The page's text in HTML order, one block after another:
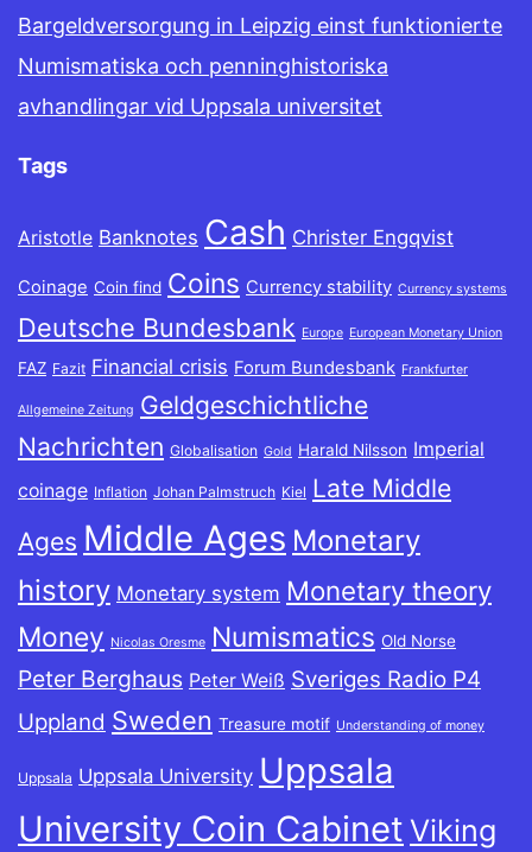
Bargeldversorgung in Leipzig einst funktionierte
Numismatiska och penninghistoriska
avhandlingar vid Uppsala universitet
Tags
Aristotle Banknotes Cash Christer Engqvist
Coinage Coin find Coins Currency stability Currency systems
Deutsche Bundesbank Europe European Monetary Union
FAZ Fazit Financial crisis Forum Bundesbank Frankfurter
Allgemeine Zeitung Geldgeschichtliche
Nachrichten Globalisation Gold Harald Nilsson Imperial
coinage Inflation Johan Palmstruch Kiel Late Middle
Ages Middle Ages Monetary
history Monetary system Monetary theory
Money Nicolas Oresme Numismatics Old Norse
Peter Berghaus Peter Weiß Sveriges Radio P4
Uppland Sweden Treasure motif Understanding of money
Uppsala Uppsala University Uppsala
University Coin Cabinet Viking